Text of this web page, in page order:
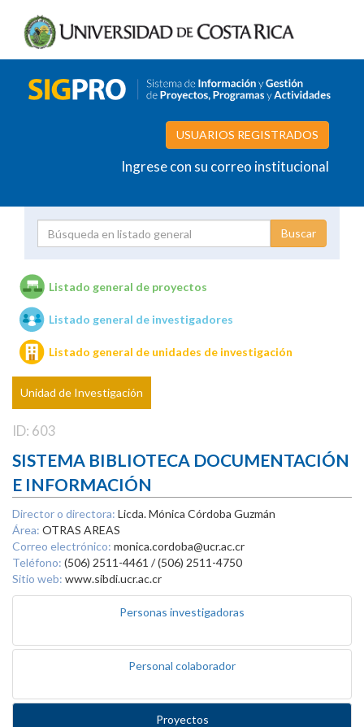
USUARIOS REGISTRADOS
Ingrese con su correo institucional
Unidades de investigación
Listado general de proyectos
Listado general de investigadores
Listado general de unidades de investigación
Unidad de Investigación
ID: 603
SISTEMA BIBLIOTECA DOCUMENTACIÓN
E INFORMACIÓN
Director o directora: Licda. Mónica Córdoba Guzmán
Área: OTRAS AREAS
Correo electrónico: monica.cordoba@ucr.ac.cr
Teléfono: (506) 2511-4461 / (506) 2511-4750
Sitio web: www.sibdi.ucr.ac.cr
Personas investigadoras
Personal colaborador
Proyectos